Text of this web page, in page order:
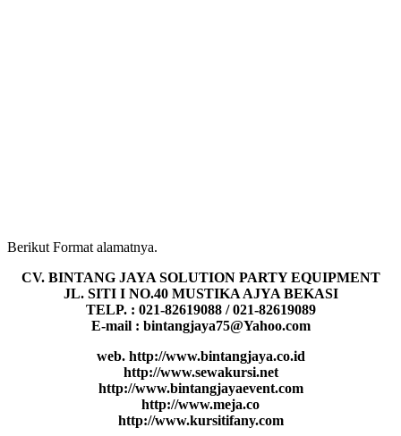
Berikut Format alamatnya.
CV. BINTANG JAYA SOLUTION PARTY EQUIPMENT
JL. SITI I NO.40 MUSTIKA AJYA BEKASI
TELP. : 021-82619088 / 021-82619089
E-mail : bintangjaya75@Yahoo.com
web. http://www.bintangjaya.co.id
http://www.sewakursi.net
http://www.bintangjayaevent.com
http://www.meja.co
http://www.kursitifany.com